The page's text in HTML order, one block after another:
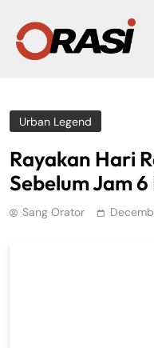
Urban Legend
Rayakan Hari
Sebelum Jam 6
Sang Orator